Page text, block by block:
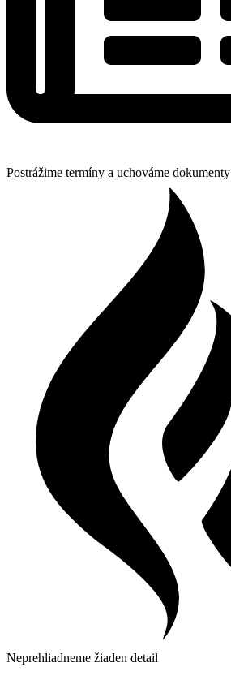
Postrážime termíny a uchováme dokumenty
Neprehliadneme žiaden detail